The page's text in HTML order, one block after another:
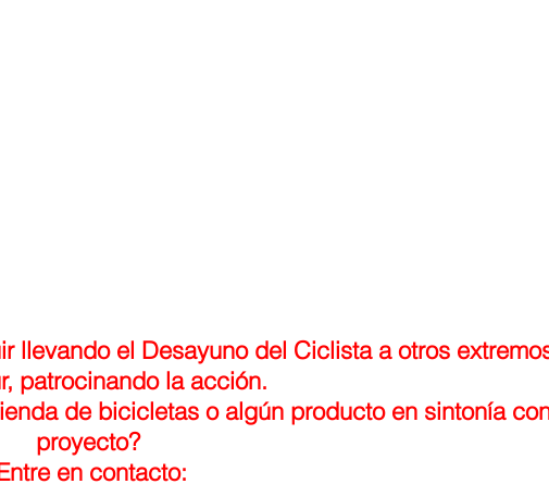
llevando el Desayuno del Ciclista a otros
patrocinando la acción.
de bicicletas o algún producto en sintonía
proyecto?
en contacto: